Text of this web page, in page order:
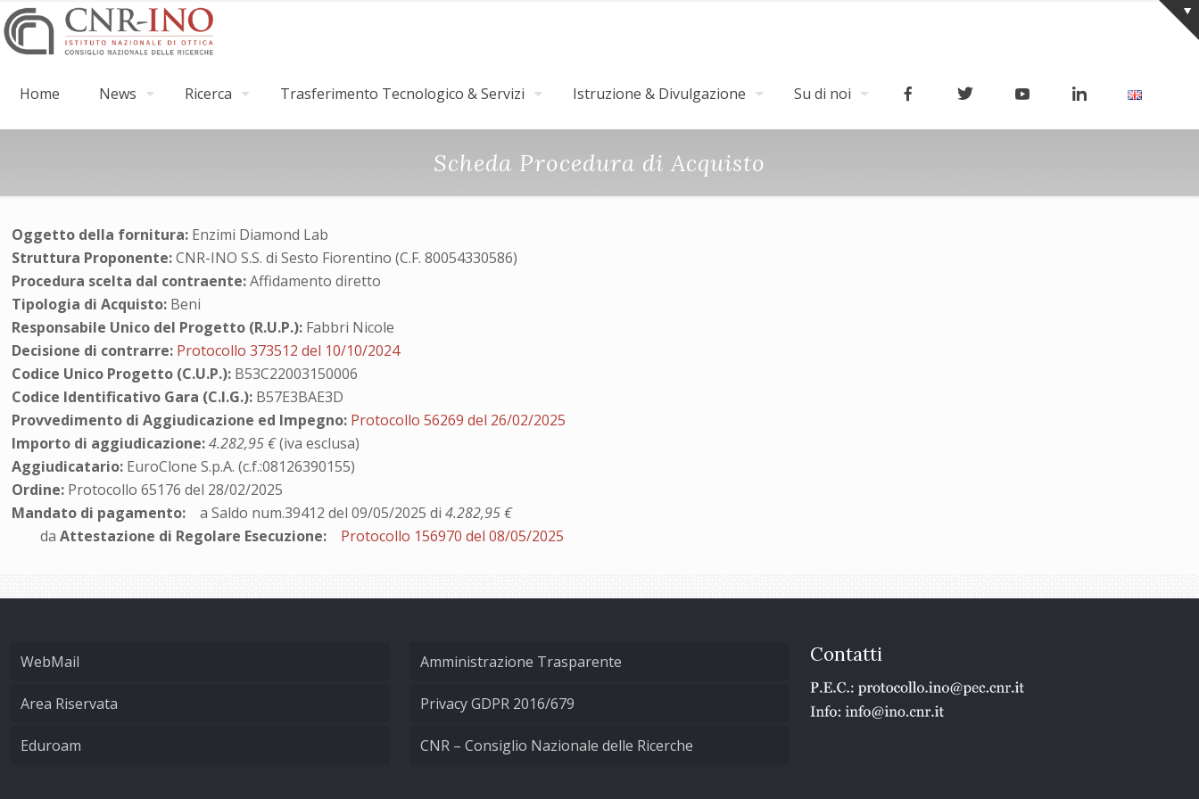
Home News Ricerca Trasferimento Tecnologico & Servizi Istruzione & Divulgazione Su di noi
Scheda Procedura di Acquisto
Oggetto della fornitura: Enzimi Diamond Lab
Struttura Proponente:CNR-INO S.S. di Sesto Fiorentino (C.F. 80054330586)
Procedura scelta dal contraente:Affidamento diretto
Tipologia di Acquisto: Beni
Responsabile Unico del Progetto (R.U.P.): Fabbri Nicole
Decisione di contrarre: Protocollo 373512 del 10/10/2024
Codice Unico Progetto (C.U.P.): B53C22003150006
Codice Identificativo Gara (C.I.G.): B57E3BAE3D
Provvedimento di Aggiudicazione ed Impegno: Protocollo 56269 del 26/02/2025
Importo di aggiudicazione: 4.282,95 €(iva esclusa)
Aggiudicatario: EuroClone S.p.A. (c.f.:08126390155)
Ordine: Protocollo 65176 del 28/02/2025
Mandato di pagamento: a Saldo num.39412 del 09/05/2025 di4.282,95 €
daAttestazione di Regolare Esecuzione: Protocollo 156970 del 08/05/2025
WebMail
Area Riservata
Eduroam
Amministrazione Trasparente
Privacy GDPR 2016/679
CNR – Consiglio Nazionale delle Ricerche
Contatti